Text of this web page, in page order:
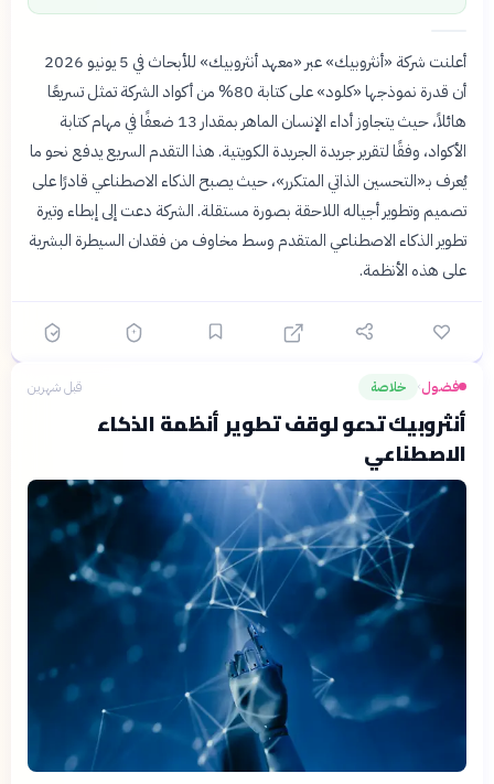
أعلنت شركة «أنثروبيك» عبر «معهد أنثروبيك» للأبحاث في 5 يونيو 2026
أن قدرة نموذجها «كلود» على كتابة 80% من أكواد الشركة تمثل تسريعًا
هائلاً، حيث يتجاوز أداء الإنسان الماهر بمقدار 13 ضعفًا في مهام كتابة
الأكواد، وفقًا لتقرير جريدة الجريدة الكويتية. هذا التقدم السريع يدفع نحو ما
يُعرف بـ«التحسين الذاتي المتكرر»، حيث يصبح الذكاء الاصطناعي قادرًا على
تصميم وتطوير أجياله اللاحقة بصورة مستقلة. الشركة دعت إلى إبطاء وتيرة
تطوير الذكاء الاصطناعي المتقدم وسط مخاوف من فقدان السيطرة البشرية
على هذه الأنظمة.
فضول› خلاصة قبل شهرين
أنثروبيك تدعو لوقف تطوير أنظمة الذكاء
الاصطناعي